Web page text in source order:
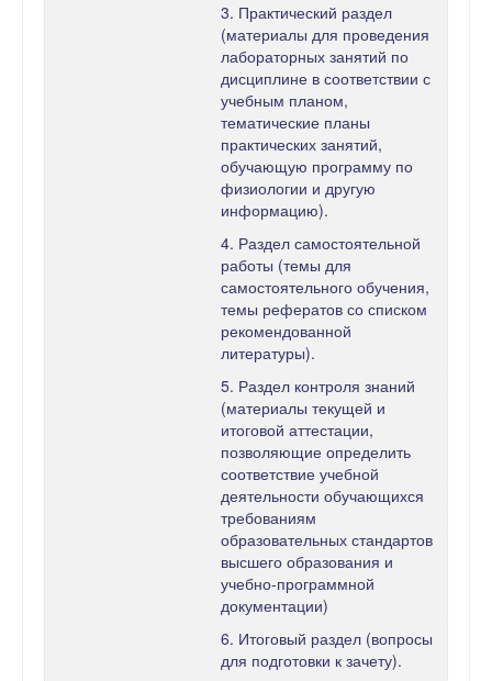
3. Практический раздел
(материалы для проведения
лабораторных занятий по
дисциплине в соответствии с
учебным планом,
тематические планы
практических занятий,
обучающую программу по
физиологии и другую
информацию).
4. Раздел самостоятельной
работы (темы для
самостоятельного обучения,
темы рефератов со списком
рекомендованной
литературы).
5. Раздел контроля знаний
(материалы текущей и
итоговой аттестации,
позволяющие определить
соответствие учебной
деятельности обучающихся
требованиям
образовательных стандартов
высшего образования и
учебно-программной
документации)
6. Итоговый раздел (вопросы
для подготовки к зачету).